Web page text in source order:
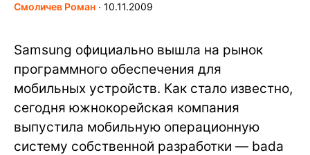
Смоличев Роман ∙ 10.11.2009
Samsung официально вышла на рынок
программного обеспечения для
мобильных устройств. Как стало известно,
сегодня южнокорейская компания
выпустила мобильную операционную
систему собственной разработки — bada